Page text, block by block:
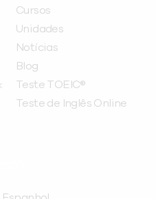
Cursos
Unidades
Notícias
Blog
Teste TOEIC®
Teste de Inglês Online